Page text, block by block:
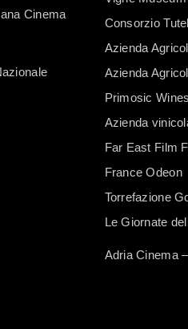
Cinema
Consorzio
Azienda
Azienda
Primosic Wines
Azienda
Far East Film
France Odeon
Torrefazione
Le Giornate
Adria Cinema